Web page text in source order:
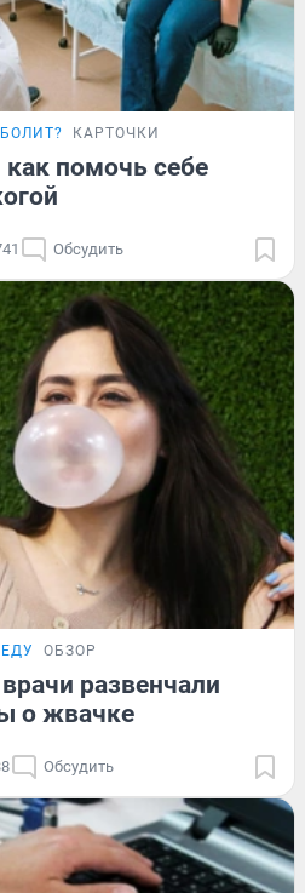
КАРТОЧКИ
помочь себе
Обсудить
ОБЗОР
развенчали
о жвачке
Обсудить